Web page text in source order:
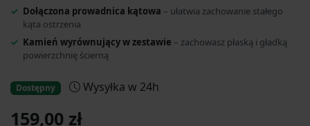
Dołączona prowadnica kątowa – ułatwia zachowanie stałego
kąta ostrzenia
Kamień wyrównujący w zestawie – zachowasz płaską i gładką
powierzchnię ścierną
Dostępny Wysyłka w 24h
159,00 zł